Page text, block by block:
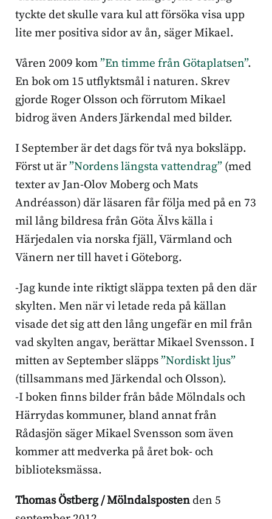
tyckte det skulle vara kul att försöka visa upp
lite mer positiva sidor av ån, säger Mikael.
Våren 2009 kom”En timme från Götaplatsen”.
En bok om 15 utflyktsmål i naturen. Skrev
gjorde Roger Olsson och förrutom Mikael
bidrog även Anders Järkendal med bilder.
I September är det dags för två nya boksläpp.
Först ut är”Nordens längsta vattendrag” (med
texter av Jan-Olov Moberg och Mats
Andréasson) där läsaren får följa med på en 73
mil lång bildresa från Göta Älvs källa i
Härjedalen via norska fjäll, Värmland och
Vänern ner till havet i Göteborg.
-Jag kunde inte riktigt släppa texten på den där
skylten. Men när vi letade reda på källan
visade det sig att den lång ungefär en mil från
vad skylten angav, berättar Mikael Svensson. I
mitten av September släpps”Nordiskt ljus”
(tillsammans med Järkendal och Olsson).
-I boken finns bilder från både Mölndals och
Härrydas kommuner, bland annat från
Rådasjön säger Mikael Svensson som även
kommer att medverka på året bok- och
biblioteksmässa.
Thomas Östberg / Mölndalspostenden 5